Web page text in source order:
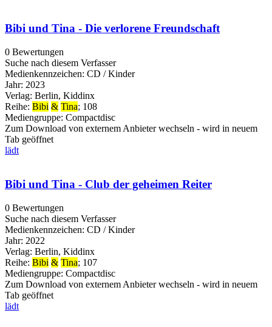
Bibi und Tina - Die verlorene Freundschaft
0 Bewertungen
Suche nach diesem Verfasser
Medienkennzeichen: CD / Kinder
Jahr: 2023
Verlag: Berlin, Kiddinx
Reihe: Bibi & Tina; 108
Mediengruppe: Compactdisc
Zum Download von externem Anbieter wechseln - wird in neuem
Tab geöffnet
lädt
Bibi und Tina - Club der geheimen Reiter
0 Bewertungen
Suche nach diesem Verfasser
Medienkennzeichen: CD / Kinder
Jahr: 2022
Verlag: Berlin, Kiddinx
Reihe: Bibi & Tina; 107
Mediengruppe: Compactdisc
Zum Download von externem Anbieter wechseln - wird in neuem
Tab geöffnet
lädt